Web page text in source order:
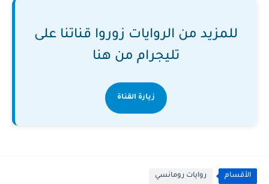
للمزيد من الروايات زوروا قناتنا على
تليجرام من هنا
زيارة القناة
الأقسام روايات رومانسي